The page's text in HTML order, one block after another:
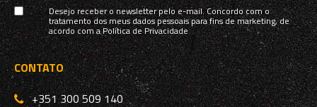
Desejo receber o newsletter pelo e-mail. Concordo com o
tratamento dos meus dados pessoais para fins de marketing, de
acordo com aPolítica de Privacidade
CONTATO
+351 300 509 140